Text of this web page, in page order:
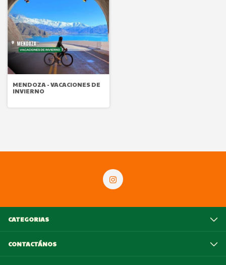
MENDOZA - VACACIONES DE
INVIERNO
CATEGORIAS
CONTACTÁNOS